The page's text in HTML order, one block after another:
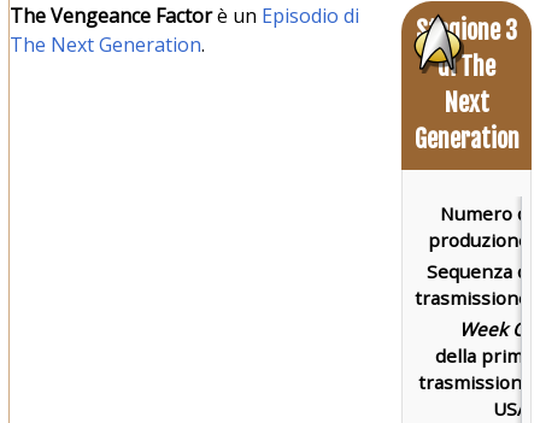
Stagione 3
di The
Next
Generation
Numero di
produzione:
Sequenza di
trasmissione:
Week Of
della prima
trasmissione
USA:
The Vengeance Factorè un Episodio di
The Next Generation.